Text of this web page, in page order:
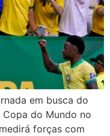
em busca do
do Mundo no
forças com